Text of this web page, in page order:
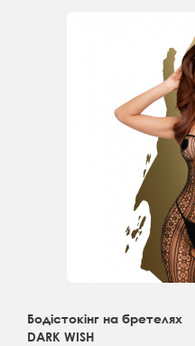
Бодістокінг на бретелях
DARK WISH